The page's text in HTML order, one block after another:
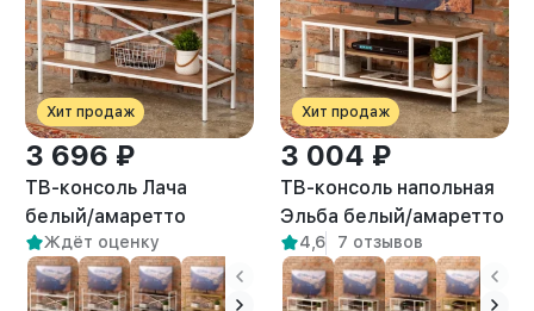
Хит продаж
3 696 ₽
ТВ-консоль Лача
белый/амаретто
Ждёт оценку
Хит продаж
3 004 ₽
ТВ-консоль напольная
Эльба белый/амаретто
4,6 7 отзывов